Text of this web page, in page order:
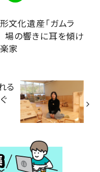
文化遺産「ガムラ
場の響きに耳を傾け
家
る